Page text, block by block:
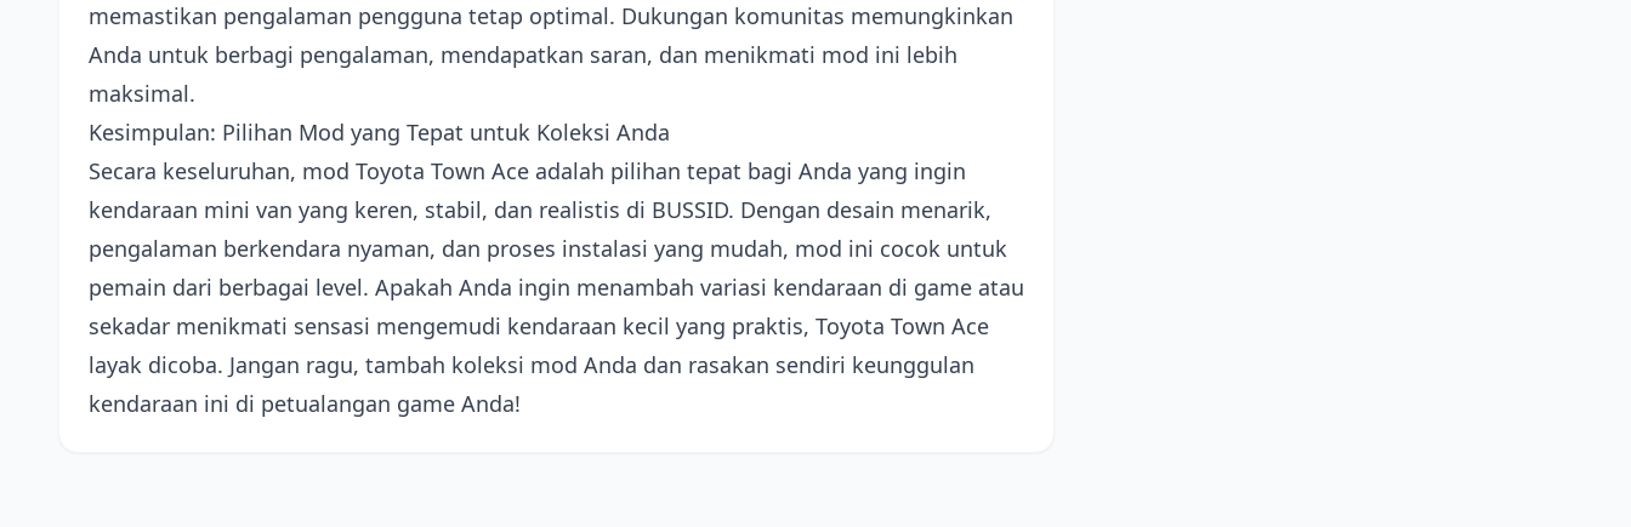
memastikan pengalaman pengguna tetap optimal. Dukungan komunitas memungkinkan
Anda untuk berbagi pengalaman, mendapatkan saran, dan menikmati mod ini lebih
maksimal.
Kesimpulan: Pilihan Mod yang Tepat untuk Koleksi Anda
Secara keseluruhan, mod Toyota Town Ace adalah pilihan tepat bagi Anda yang ingin
kendaraan mini van yang keren, stabil, dan realistis di BUSSID. Dengan desain menarik,
pengalaman berkendara nyaman, dan proses instalasi yang mudah, mod ini cocok untuk
pemain dari berbagai level. Apakah Anda ingin menambah variasi kendaraan di game atau
sekadar menikmati sensasi mengemudi kendaraan kecil yang praktis, Toyota Town Ace
layak dicoba. Jangan ragu, tambah koleksi mod Anda dan rasakan sendiri keunggulan
kendaraan ini di petualangan game Anda!